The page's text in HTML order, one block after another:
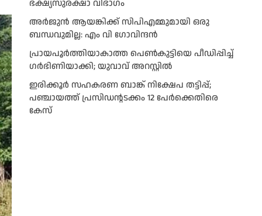
ഭക്ഷ്യസുരക്ഷാ വിഭാഗം
അര്‍ജുന്‍ ആയങ്കിക്ക് സിപിഎമ്മുമായി ഒരു
ബന്ധവുമില്ല: എം വി ഗോവിന്ദന്‍
പ്രായപൂർത്തിയാകാത്ത പെൺകുട്ടിയെ പീഡിപ്പിച്ച്
ഗർഭിണിയാക്കി; യുവാവ് അറസ്റ്റിൽ
ഇരിക്കൂർ സഹകരണ ബാങ്ക് നിക്ഷേപ തട്ടിപ്പ്;
പഞ്ചായത്ത് പ്രസിഡൻ്റടക്കം 12 പേർക്കെതിരെ
കേസ്